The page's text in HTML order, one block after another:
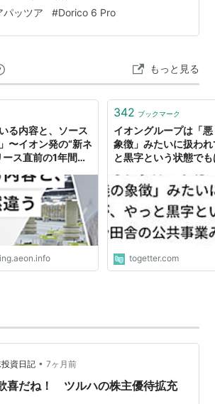
旧イオン興産、2007年8月21日ダイ
トサービス
事業
ス
とっても配送が丁寧です。届く少し前
す。 「今、宮之島さんの洞…
パッツア #Dorico 6 Pro
もっと見る
る内容と、ソース
〜イオン発の“新ネ
ス直前の1年間を
| イオングルー
グ組織がわかるオ
342 ブックマーク
イオングループは「
象徴」みたいに扱わ
と黒字という状態で
togetter.com
投資日記 • 7ヶ月前
喜だね！ ツルハの株主優待拡充